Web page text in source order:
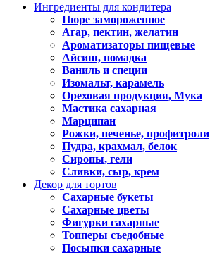
Ингредиенты для кондитера
Пюре замороженное
Агар, пектин, желатин
Ароматизаторы пищевые
Айсинг, помадка
Ваниль и специи
Изомальт, карамель
Ореховая продукция, Мука
Мастика сахарная
Марципан
Рожки, печенье, профитроли
Пудра, крахмал, белок
Сиропы, гели
Сливки, сыр, крем
Декор для тортов
Сахарные букеты
Сахарные цветы
Фигурки сахарные
Топперы съедобные
Посыпки сахарные